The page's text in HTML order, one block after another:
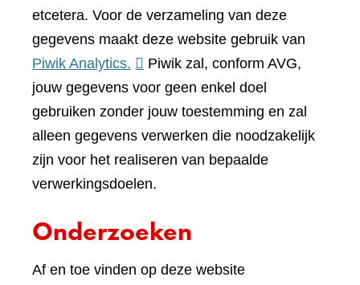
etcetera. Voor de verzameling van deze
gegevens maakt deze website gebruik van
Piwik Analytics. (verwijst
naar
een
andere
website)
Piwik zal, conform AVG,
jouw gegevens voor geen enkel doel
gebruiken zonder jouw toestemming en zal
alleen gegevens verwerken die noodzakelijk
zijn voor het realiseren van bepaalde
verwerkingsdoelen.
Onderzoeken
Af en toe vinden op deze website